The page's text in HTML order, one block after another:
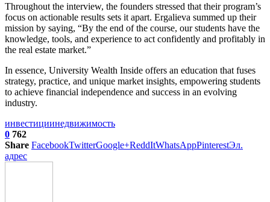
Throughout the interview, the founders stressed that their program’s
focus on actionable results sets it apart. Ergalieva summed up their
mission by saying, “By the end of the course, our students have the
knowledge, tools, and experience to act confidently and profitably in
the real estate market.”
In essence, University Wealth Inside offers an education that fuses
strategy, practice, and unique market insights, empowering students
to achieve financial independence and success in an evolving
industry.
инвестициинедвижимость
0 762
Share FacebookTwitterGoogle+ReddItWhatsAppPinterestЭл.
адрес